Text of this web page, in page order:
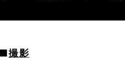
■撮影